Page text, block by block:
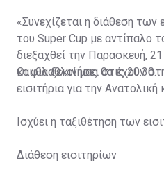
«Συνεχίζεται η διάθεση των
του Super Cup με αντίπαλο
διεξαχθεί την Παρασκευή,
και θα ξεκινήσει στις 20:30.
Οι φίλαθλοί μας θα έχουν
εισιτήρια για την Ανατολική
Ισχύει η ταξιθέτηση των
Διάθεση εισιτηρίων